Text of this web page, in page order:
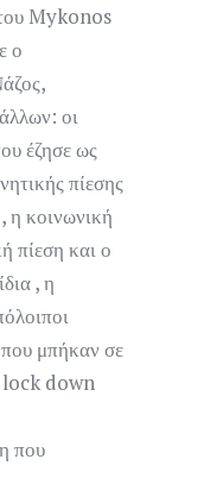
Mykonos
ο
οι
έζησε ως
πίεσης
κοινωνική
πίεση και ο
, η
που μπήκαν σε
lock down
που